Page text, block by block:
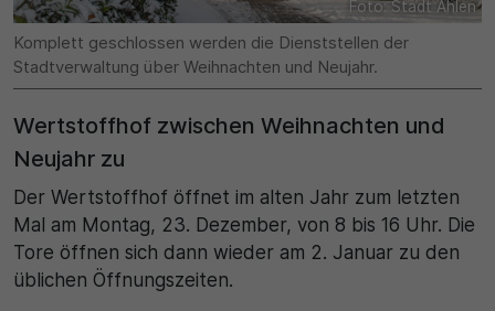
Foto: Stadt Ahlen
Komplett geschlossen werden die Dienststellen der
Stadtverwaltung über Weihnachten und Neujahr.
Wertstoffhof zwischen Weihnachten und
Neujahr zu
Der Wertstoffhof öffnet im alten Jahr zum letzten
Mal am Montag, 23. Dezember, von 8 bis 16 Uhr. Die
Tore öffnen sich dann wieder am 2. Januar zu den
üblichen Öffnungszeiten.
30 Minuten
Zweck
Wird für statistische Zwecke verwendet, um
vorübergehende Daten des Besuchs zu speichern.